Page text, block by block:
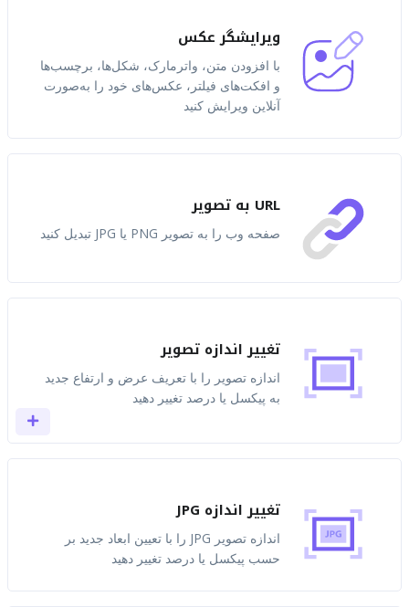
ویرایشگر عکس
با افزودن متن، واترمارک، شکل‌ها، برچسب‌ها
و افکت‌های فیلتر، عکس‌های خود را به‌صورت
آنلاین ویرایش کنید
URL به تصویر
صفحه وب را به تصویر PNG یا JPG تبدیل کنید
تغییر اندازه تصویر
اندازه تصویر را با تعریف عرض و ارتفاع جدید
به پیکسل یا درصد تغییر دهید
تغییر اندازه JPG
اندازه تصویر JPG را با تعیین ابعاد جدید بر
حسب پیکسل یا درصد تغییر دهید